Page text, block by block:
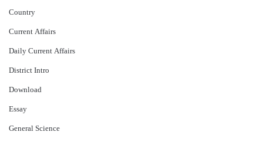
Country
Current Affairs
Daily Current Affairs
District Intro
Download
Essay
General Science